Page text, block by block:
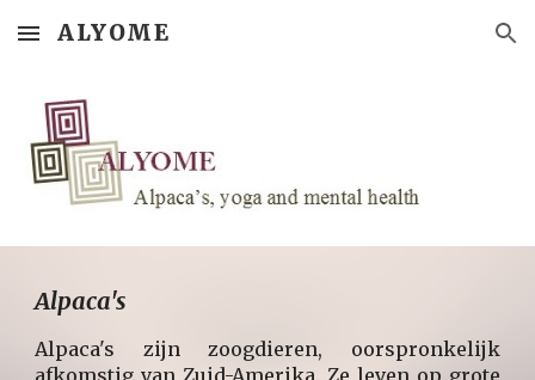
Skip to main content Skip to navigation
ALYOME
Alpaca's
Alpaca's zijn zoogdieren, oorspronkelijk
afkomstig van Zuid-Amerika. Ze leven op grote